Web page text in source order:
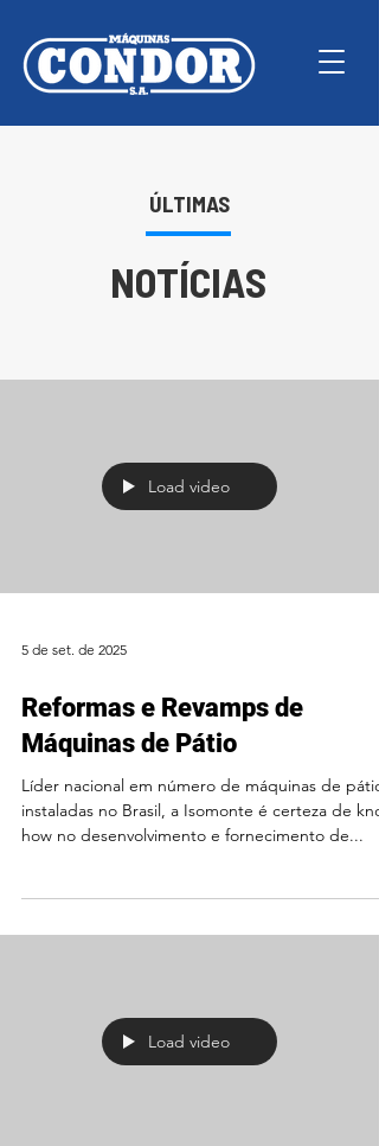
ÚLTIMAS
NOTÍCIAS
Load video
5 de set. de 2025
Reformas e Revamps de
Máquinas de Pátio
Líder nacional em número de máquinas de pátio
instaladas no Brasil, a Isomonte é certeza de
how no desenvolvimento e fornecimento de...
Load video